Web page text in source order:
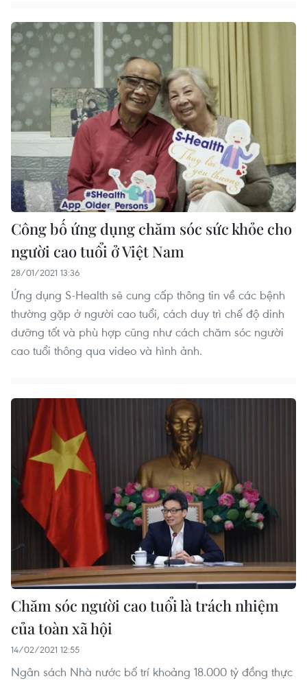
Công bố ứng dụng chăm sóc sức khỏe cho
người cao tuổi ở Việt Nam
28/01/2021 13:36
Ứng dụng S-Health sẽ cung cấp thông tin về các bệnh
thường gặp ở người cao tuổi, cách duy trì chế độ dinh
dưỡng tốt và phù hợp cũng như cách chăm sóc người
cao tuổi thông qua video và hình ảnh.
Chăm sóc người cao tuổi là trách nhiệm
của toàn xã hội
14/02/2021 12:55
Ngân sách Nhà nước bố trí khoảng 18.000 tỷ đồng thực